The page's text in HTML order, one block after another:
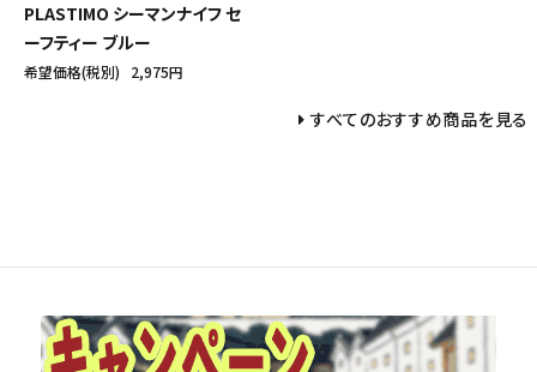
PLASTIMO シーマンナイフ セ
ーフティー ブルー
希望価格(税別) 2,975円
すべてのおすすめ商品を見る